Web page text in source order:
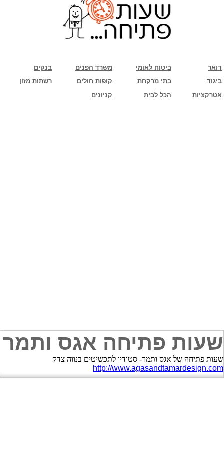
בנקים משרד הפנים ביטוח לאומי
דואר
רשתות מזון
קופות חולים בתי מרקחת
ביגוד
קניונים
הכל לבית אטרקציות
שעות פתיחה אגס ותמר
שעות פתיחה של אגס ותמר- סטודיו לתכשיטים בנווה צדק
http://www.agasandtamardesign.com